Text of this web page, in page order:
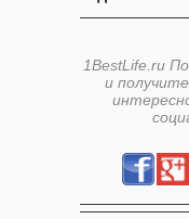
1BestLife.ru
и